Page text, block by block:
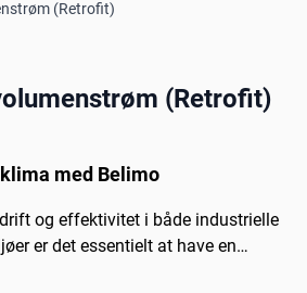
(Retrofit)
(Retrofit)
med Belimo
og effektivitet i både industrielle
er det essentielt at have en
Belimos avancerede rum-